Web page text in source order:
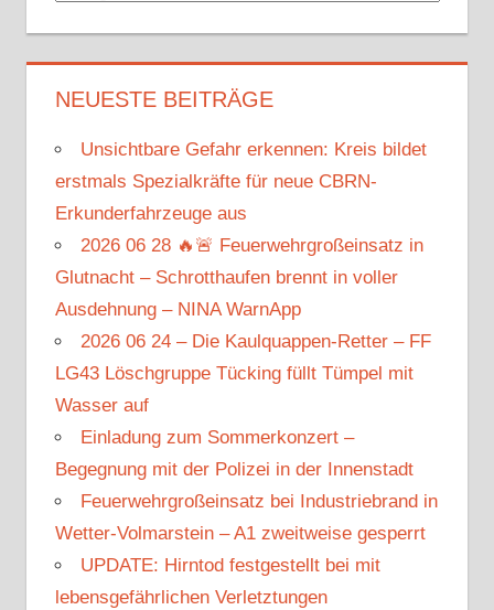
NEUESTE BEITRÄGE
Unsichtbare Gefahr erkennen: Kreis bildet
erstmals Spezialkräfte für neue CBRN-
Erkunderfahrzeuge aus
2026 06 28 🔥🚨 Feuerwehrgroßeinsatz in
Glutnacht – Schrotthaufen brennt in voller
Ausdehnung – NINA WarnApp
2026 06 24 – Die Kaulquappen-Retter – FF
LG43 Löschgruppe Tücking füllt Tümpel mit
Wasser auf
Einladung zum Sommerkonzert –
Begegnung mit der Polizei in der Innenstadt
Feuerwehrgroßeinsatz bei Industriebrand in
Wetter-Volmarstein – A1 zweitweise gesperrt
UPDATE: Hirntod festgestellt bei mit
lebensgefährlichen Verletztungen